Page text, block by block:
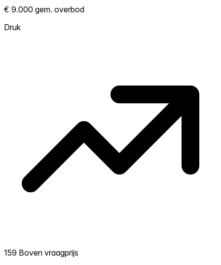
Laat zien hoe competitief de markt hier is.
Hoe meer woningen boven vraagprijs
verkopen, hoe heter. Heet? Verwacht
€ 9.000 gem. overbod
Druk
159 Boven vraagprijs